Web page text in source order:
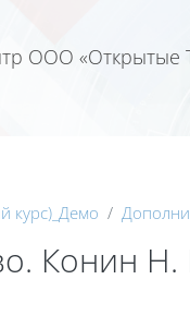
ООО «Открытые
курс)_Демо
Конин